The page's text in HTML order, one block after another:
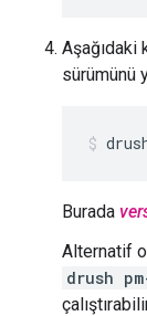
Aşağıdaki
sürümünü
Burada
Alternatif
drush